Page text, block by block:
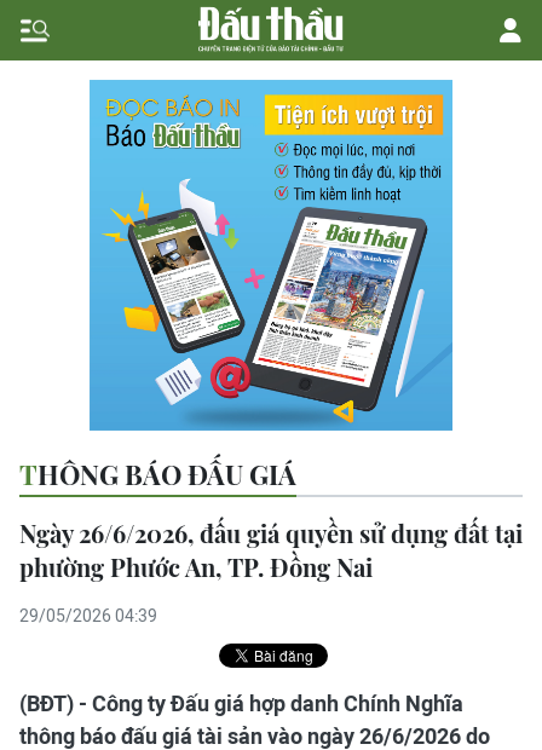
THÔNG BÁO ĐẤU GIÁ
Ngày 26/6/2026, đấu giá quyền sử dụng đất tại
phường Phước An, TP. Đồng Nai
29/05/2026 04:39
(BĐT) - Công ty Đấu giá hợp danh Chính Nghĩa
thông báo đấu giá tài sản vào ngày 26/6/2026 do